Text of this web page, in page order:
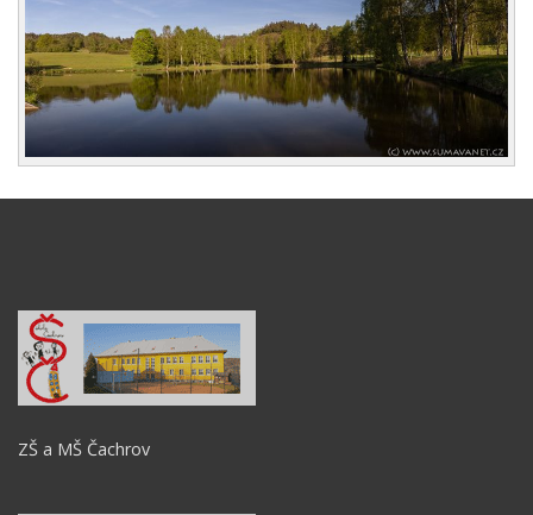
ZŠ a MŠ Čachrov